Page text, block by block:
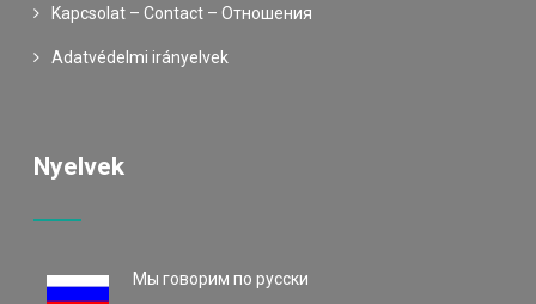
Kapcsolat – Contact – Oтношения
Adatvédelmi irányelvek
Nyelvek
Mы говорим по русски